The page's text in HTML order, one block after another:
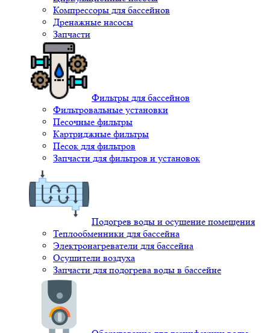
Компрессоры для бассейнов
Дренажные насосы
Запчасти
Фильтры для бассейнов
Фильтровальные установки
Песочные фильтры
Картриджные фильтры
Песок для фильтров
Запчасти для фильтров и установок
Подогрев воды и осушение помещения
Теплообменники для бассейна
Электронагреватели для бассейна
Осушители воздуха
Запчасти для подогрева воды в бассейне